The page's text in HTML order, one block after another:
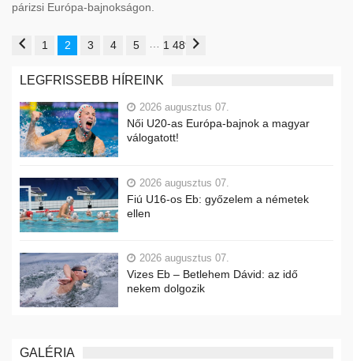
párizsi Európa-bajnokságon.
1 2 3 4 5 1 489
LEGFRISSEBB HÍREINK
2026 augusztus 07.
Női U20-as Európa-bajnok a magyar
válogatott!
2026 augusztus 07.
Fiú U16-os Eb: győzelem a németek
ellen
2026 augusztus 07.
Vizes Eb – Betlehem Dávid: az idő
nekem dolgozik
GALÉRIA